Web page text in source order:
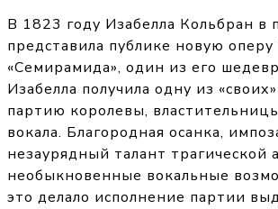
В 1823 году Изабелла Кольбран в
представила публике новую оперу
«Семирамида», один из его
Изабелла получила одну из
партию королевы,
вокала. Благородная осанка,
незаурядный талант трагической
необыкновенные вокальные
это делало исполнение партии